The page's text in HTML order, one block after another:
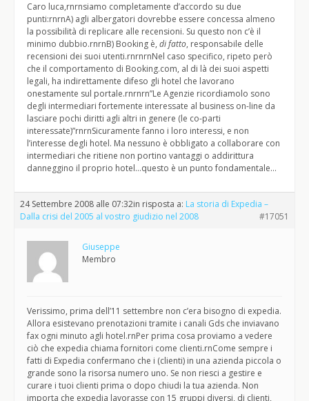
Caro luca,rnrnsiamo completamente d’accordo su due
punti:rnrnA) agli albergatori dovrebbe essere concessa almeno
la possibilità di replicare alle recensioni. Su questo non c’è il
minimo dubbio.rnrnB) Booking è, di fatto, responsabile delle
recensioni dei suoi utenti.rnrnrnNel caso specifico, ripeto però
che il comportamento di Booking.com, al di là dei suoi aspetti
legali, ha indirettamente difeso gli hotel che lavorano
onestamente sul portale.rnrnrn”Le Agenzie ricordiamolo sono
degli intermediari fortemente interessate al business on-line da
lasciare pochi diritti agli altri in genere (le co-parti
interessate)”rnrnSicuramente fanno i loro interessi, e non
l’interesse degli hotel. Ma nessuno è obbligato a collaborare con
intermediari che ritiene non portino vantaggi o addirittura
danneggino il proprio hotel…questo è un punto fondamentale…
24 Settembre 2008 alle 07:32in risposta a: La storia di Expedia –
Dalla crisi del 2005 al vostro giudizio nel 2008
#17051
Giuseppe
Membro
Verissimo, prima dell’11 settembre non c’era bisogno di expedia.
Allora esistevano prenotazioni tramite i canali Gds che inviavano
fax ogni minuto agli hotel.rnPer prima cosa proviamo a vedere
ciò che expedia chiama fornitori come clienti.rnCome sempre i
fatti di Expedia confermano che i (clienti) in una azienda piccola o
grande sono la risorsa numero uno. Se non riesci a gestire e
curare i tuoi clienti prima o dopo chiudi la tua azienda. Non
importa che expedia lavorasse con 15 gruppi diversi, di clienti,